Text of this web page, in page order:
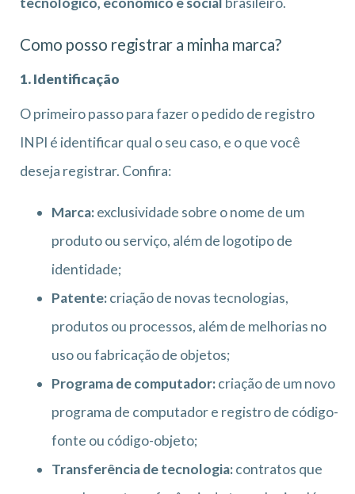
Como posso registrar a minha marca?
1. Identificação
O primeiro passo para fazer o pedido de registro
INPI é identificar qual o seu caso, e o que você
deseja registrar. Confira:
Marca:exclusividade sobre o nome de um
produto ou serviço, além de logotipo de
identidade;
Patente:criação de novas tecnologias,
produtos ou processos, além de melhorias no
uso ou fabricação de objetos;
Programa de computador:criação de um novo
programa de computador e registro de código-
fonte ou código-objeto;
Transferência de tecnologia:contratos que